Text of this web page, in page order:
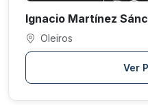
Ignacio Martínez
Oleiros
Ver